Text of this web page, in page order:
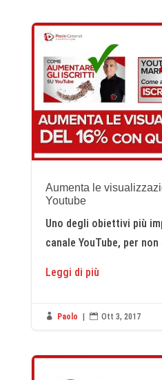
Aumenta le
Youtube
Uno degli obiettivi più
canale YouTube, per
Leggi di più
 Paolo  Ott 3, 2017